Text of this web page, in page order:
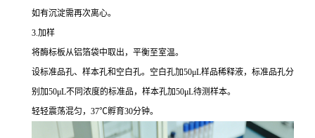
如有沉淀需再次离心。
3.加样
将酶标板从铝箔袋中取出，平衡至室温。
设标准品孔、样本孔和空白孔。空白孔加50μL样品稀释液，标准品孔分
别加50μL不同浓度的标准品，样本孔加50μL待测样本。
轻轻震荡混匀，37℃孵育30分钟。